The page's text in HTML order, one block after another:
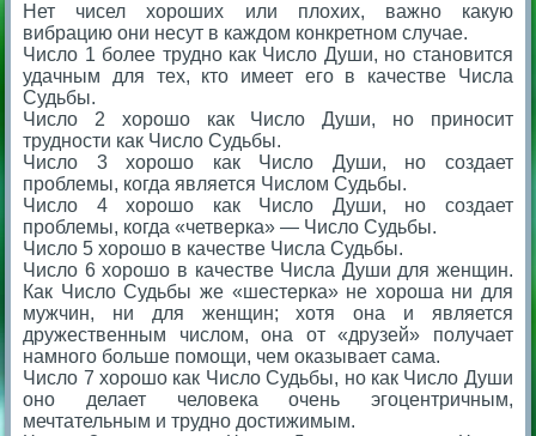
Нет чисел хороших или плохих, важно какую
вибрацию они несут в каждом конкретном случае.
Число 1 более трудно как Число Души, но становится
удачным для тех, кто имеет его в качестве Числа
Судьбы.
Число 2 хорошо как Число Души, но приносит
трудности как Число Судьбы.
Число 3 хорошо как Число Души, но создает
проблемы, когда является Числом Судьбы.
Число 4 хорошо как Число Души, но создает
проблемы, когда «четверка» — Число Судьбы.
Число 5 хорошо в качестве Числа Судьбы.
Число 6 хорошо в качестве Числа Души для женщин.
Как Число Судьбы же «шестерка» не хороша ни для
мужчин, ни для женщин; хотя она и является
дружественным числом, она от «друзей» получает
намного больше помощи, чем оказывает сама.
Число 7 хорошо как Число Судьбы, но как Число Души
оно делает человека очень эгоцентричным,
мечтательным и трудно достижимым.